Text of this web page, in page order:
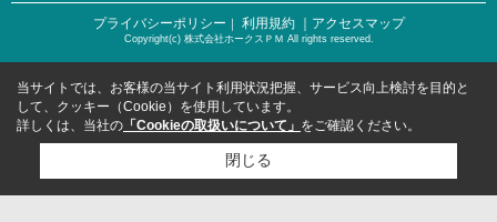
プライバシーポリシー ｜ 利用規約 ｜アクセスマップ
Copyright(c) 株式会社ホークスＰＭ All rights reserved.
当サイトでは、お客様の当サイト利用状況把握、サービス向上検討を目的と
して、クッキー（Cookie）を使用しています。
詳しくは、当社の 「Cookieの取扱いについて」 をご確認ください。
閉じる